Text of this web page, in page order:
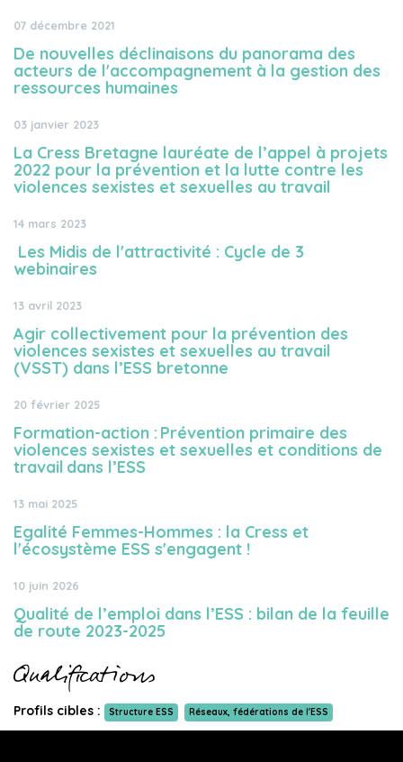
07 décembre 2021
De nouvelles déclinaisons du panorama des
acteurs de l'accompagnement à la gestion des
ressources humaines
03 janvier 2023
La Cress Bretagne lauréate de l’appel à projets
2022 pour la prévention et la lutte contre les
violences sexistes et sexuelles au travail
14 mars 2023
Les Midis de l'attractivité : Cycle de 3
webinaires
13 avril 2023
Agir collectivement pour la prévention des
violences sexistes et sexuelles au travail
(VSST) dans l’ESS bretonne
20 février 2025
Formation-action : Prévention primaire des
violences sexistes et sexuelles et conditions de
travail dans l’ESS
13 mai 2025
Egalité Femmes-Hommes : la Cress et
l'écosystème ESS s'engagent !
10 juin 2026
Qualité de l’emploi dans l’ESS : bilan de la feuille
de route 2023-2025
Qualifications
Profils cibles : Structure ESS Réseaux, fédérations de l'ESS